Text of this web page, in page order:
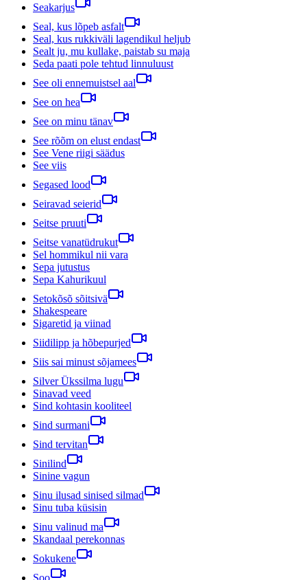
Seakarjus
Seal, kus lõpeb asfalt
Seal, kus rukkiväli lagendikul heljub
Sealt ju, mu kullake, paistab su maja
Seda paati pole tehtud linnuluust
See oli ennemuistsel aal
See on hea
See on minu tänav
See rõõm on elust endast
See Vene riigi säädus
See viis
Segased lood
Seiravad seierid
Seitse pruuti
Seitse vanatüdrukut
Sel hommikul nii vara
Sepa jutustus
Sepa Kahurikuul
Setokõsõ sõitsivä
Shakespeare
Sigaretid ja viinad
Siidilipp ja hõbepurjed
Siis sai minust sõjamees
Silver Ükssilma lugu
Sinavad veed
Sind kohtasin kooliteel
Sind surmani
Sind tervitan
Sinilind
Sinine vagun
Sinu ilusad sinised silmad
Sinu tuba küsisin
Sinu valinud ma
Skandaal perekonnas
Sokukene
Soo